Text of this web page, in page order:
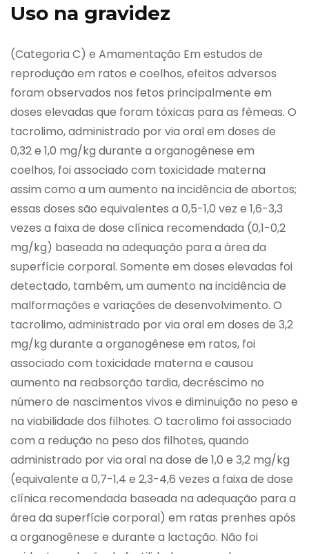
Uso na gravidez
(Categoria C) e Amamentação Em estudos de
reprodução em ratos e coelhos, efeitos adversos
foram observados nos fetos principalmente em
doses elevadas que foram tóxicas para as fêmeas. O
tacrolimo, administrado por via oral em doses de
0,32 e 1,0 mg/kg durante a organogênese em
coelhos, foi associado com toxicidade materna
assim como a um aumento na incidência de abortos;
essas doses são equivalentes a 0,5-1,0 vez e 1,6-3,3
vezes a faixa de dose clínica recomendada (0,1-0,2
mg/kg) baseada na adequação para a área da
superfície corporal. Somente em doses elevadas foi
detectado, também, um aumento na incidência de
malformações e variações de desenvolvimento. O
tacrolimo, administrado por via oral em doses de 3,2
mg/kg durante a organogênese em ratos, foi
associado com toxicidade materna e causou
aumento na reabsorção tardia, decréscimo no
número de nascimentos vivos e diminuição no peso e
na viabilidade dos filhotes. O tacrolimo foi associado
com a redução no peso dos filhotes, quando
administrado por via oral na dose de 1,0 e 3,2 mg/kg
(equivalente a 0,7-1,4 e 2,3-4,6 vezes a faixa de dose
clínica recomendada baseada na adequação para a
área da superfície corporal) em ratas prenhes após
a organogênese e durante a lactação. Não foi